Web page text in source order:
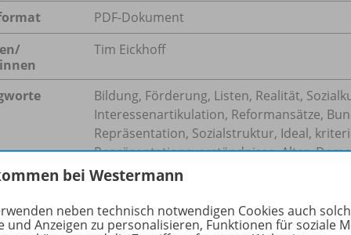
PDF-Dokument
Tim Eickhoff
Bildung, Förderung, Listen, Realität,
Interessenartikulation, Reformansätze,
Repräsentation, Sozialstruktur, Ideal,
Repräsentationsverständnisse, Alter,
Wahlen, Bundestagswahl 2025, Parität,
Karikaturenanalyse, Politik,
Durchschnittsabgeordnete, Quoten
bei Westermann
neben technisch notwendigen Cookies auch
und Anzeigen zu personalisieren, Funktionen für soziale